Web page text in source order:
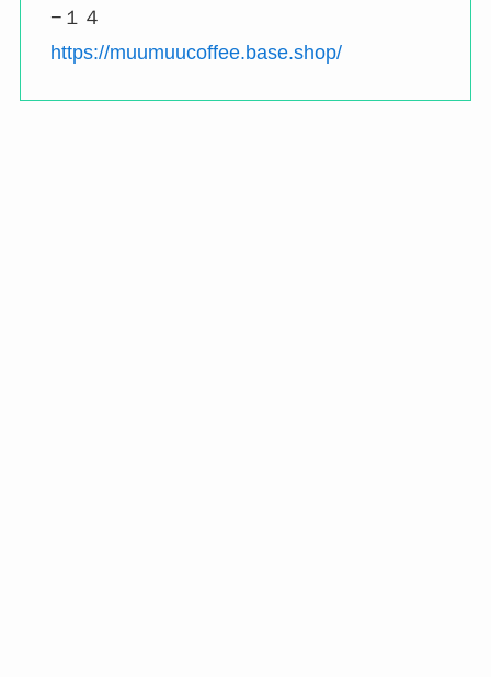
−１４
https://muumuucoffee.base.shop/